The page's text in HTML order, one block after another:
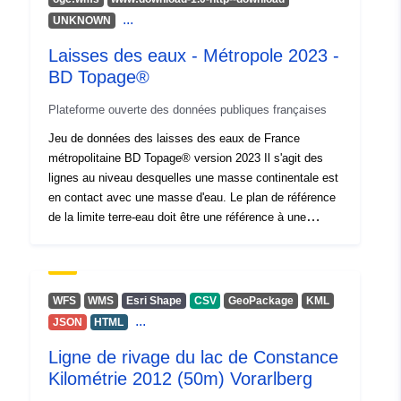
UNKNOWN
...
Laisses des eaux - Métropole 2023 -
BD Topage®
Plateforme ouverte des données publiques françaises
Jeu de données des laisses des eaux de France
métropolitaine BD Topage® version 2023 Il s'agit des
lignes au niveau desquelles une masse continentale est
en contact avec une masse d'eau. Le plan de référence
de la limite terre-eau doit être une référence à une
WFS WMS Esri Shape CSV GeoPackage
KML
JSON
HTML ...
Ligne de rivage du lac de Constance
Kilométrie 2012 (50m) Vorarlberg